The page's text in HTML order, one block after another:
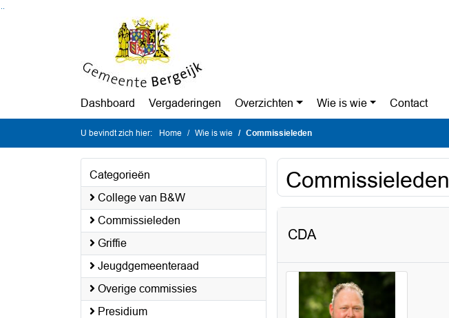
Ga naar de inhoud van deze pagina
Dashboard Vergaderingen Overzichten Wie is wie Contact
U bevindt zich hier: Home Wie is wie Commissieleden
Categorieën
College van B&W
Commissieleden
Griffie
Jeugdgemeenteraad
Overige commissies
Presidium
Commissieleden
CDA